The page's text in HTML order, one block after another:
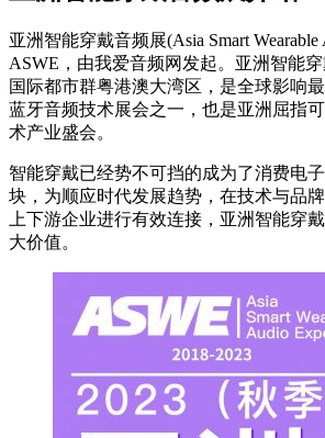
亚洲智能穿戴音频展(Asia Smart
ASWE，由我爱音频网发起。亚洲智能
国际都市群粤港澳大湾区，是全球影响
蓝牙音频技术展会之一，也是亚洲屈指
术产业盛会。
智能穿戴已经势不可挡的成为了消费电
块，为顺应时代发展趋势，在技术与品
上下游企业进行有效连接，亚洲智能穿
大价值。